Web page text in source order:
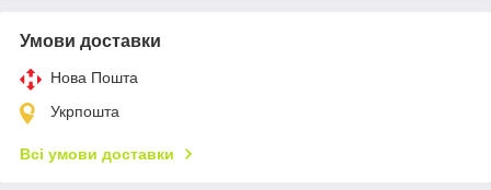
Умови доставки
Нова Пошта
Укрпошта
Всі умови доставки